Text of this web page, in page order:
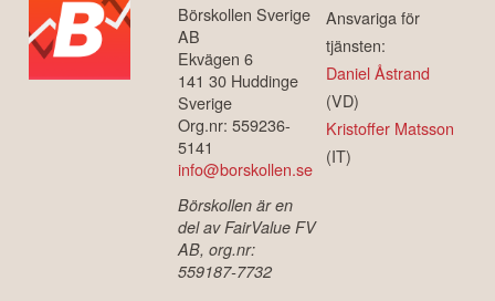
Börskollen Sverige
AB
Ekvägen 6
141 30 Huddinge
Sverige
Org.nr: 559236-
5141
info@borskollen.se
Börskollen är en
del av FairValue FV
AB, org.nr:
559187-7732
Ansvariga för
tjänsten:
Daniel Åstrand
(VD)
Kristoffer Matsson
(IT)